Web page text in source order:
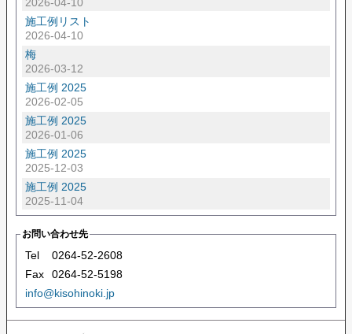
施工例リスト
2026-04-10
梅
2026-03-12
施工例 2025
2026-02-05
施工例 2025
2026-01-06
施工例 2025
2025-12-03
施工例 2025
2025-11-04
お問い合わせ先
Tel
0264-52-2608
Fax
0264-52-5198
info@kisohinoki.jp